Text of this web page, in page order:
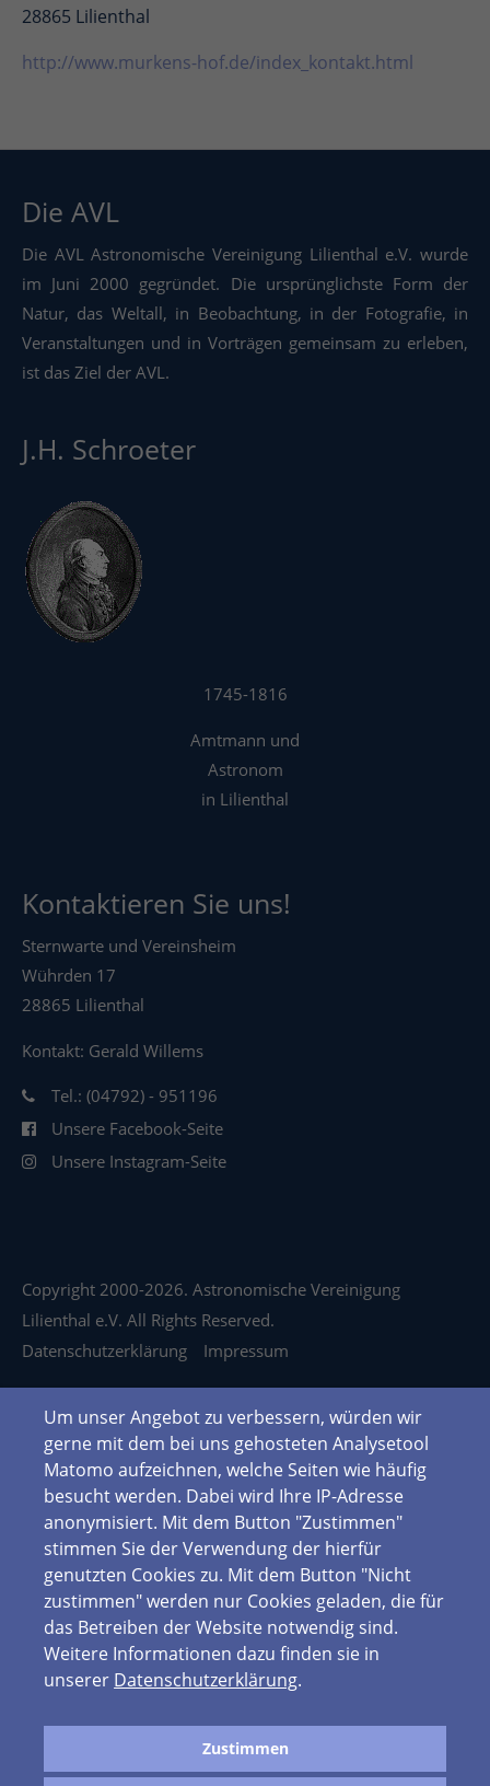
28865 Lilienthal
http://www.murkens-hof.de/index_kontakt.html
Die AVL
Die AVL Astronomische Vereinigung Lilienthal e.V. wurde
im Juni 2000 gegründet. Die ursprünglichste Form der
Natur, das Weltall, in Beobachtung, in der Fotografie, in
Veranstaltungen und in Vorträgen gemeinsam zu erleben,
ist das Ziel der AVL.
J.H. Schroeter
1745-1816
Amtmann und
Astronom
in Lilienthal
Kontaktieren Sie uns!
Sternwarte und Vereinsheim
Wührden 17
28865 Lilienthal
Kontakt: Gerald Willems
Tel.: (04792) - 951196
Unsere Facebook-Seite
Unsere Instagram-Seite
Copyright 2000-2026. Astronomische Vereinigung
Lilienthal e.V. All Rights Reserved.
Datenschutzerklärung
Impressum
Um unser Angebot zu verbessern, würden wir
gerne mit dem bei uns gehosteten Analysetool
Matomo aufzeichnen, welche Seiten wie häufig
besucht werden. Dabei wird Ihre IP-Adresse
anonymisiert. Mit dem Button "Zustimmen"
stimmen Sie der Verwendung der hierfür
genutzten Cookies zu. Mit dem Button "Nicht
zustimmen" werden nur Cookies geladen, die für
das Betreiben der Website notwendig sind.
Weitere Informationen dazu finden sie in
unserer Datenschutzerklärung.
Zustimmen